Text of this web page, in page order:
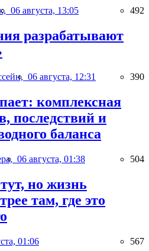
06 августа, 13:05 492
разрабатывают
06 августа, 12:31 390
комплексная
последствий и
баланса
06 августа, 01:38 504
но жизнь
там, где это
01:06 567